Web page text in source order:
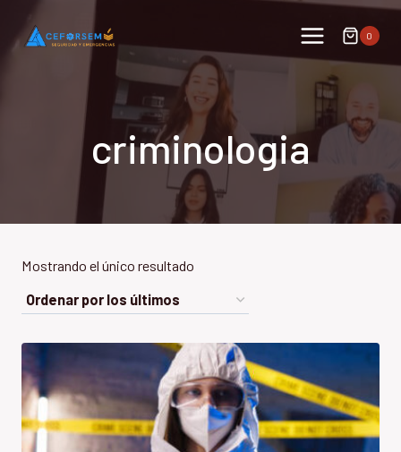
0
criminologia
Mostrando el único resultado